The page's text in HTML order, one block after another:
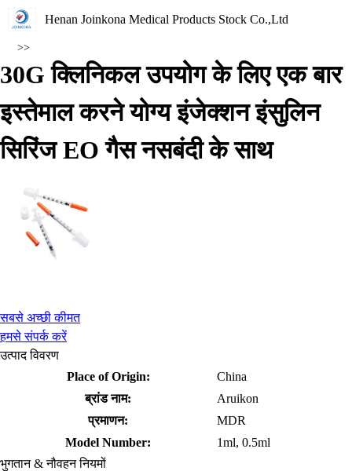
Henan Joinkona Medical Products Stock Co.,Ltd
>>
30G क्लिनिकल उपयोग के लिए एक बार
इस्तेमाल करने योग्य इंजेक्शन इंसुलिन
सिरिंज EO गैस नसबंदी के साथ
सबसे अच्छी कीमत
हमसे संपर्क करें
उत्पाद विवरण
Place of Origin:
China
ब्रांड नाम:
Aruikon
प्रमाणन:
MDR
Model Number:
1ml, 0.5ml
भुगतान & नौवहन नियमों